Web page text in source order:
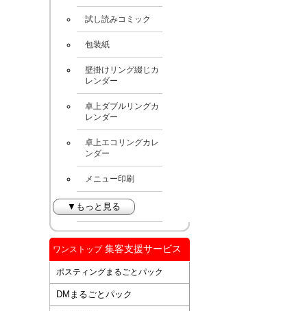
試し読みコミック
包装紙
壁掛けリング綴じカ
レンダー
卓上ダブルリングカ
レンダー
卓上エコリングカレ
ンダー
メニュー印刷
▼もっと見る
ワンストップ集客支援サービス
ポスティングまるごとパック
DMまるごとパック